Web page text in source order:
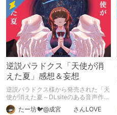
逆説パラドクス「天使が消
えた夏」感想＆妄想
逆説パラドクス様から発売された「天
使が消えた夏～DLsiteのある音声作品
について～」の感想です。 妄想も多
いです。たー坊🐦@成宮 さんLOVE